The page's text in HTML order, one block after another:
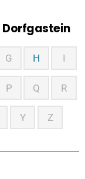
Dorfgastein
G H I
P Q R
Y Z